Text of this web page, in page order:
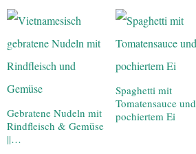
Gebratene Nudeln mit
Rindfleisch & Gemüse
||…
Spaghetti mit
Tomatensauce und
pochiertem Ei